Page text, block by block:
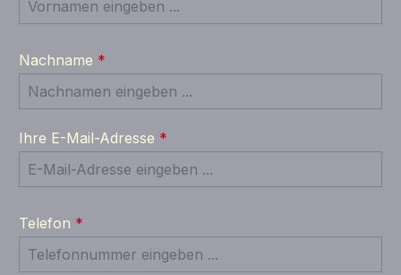
Nachname *
Ihre E-Mail-Adresse *
Telefon *